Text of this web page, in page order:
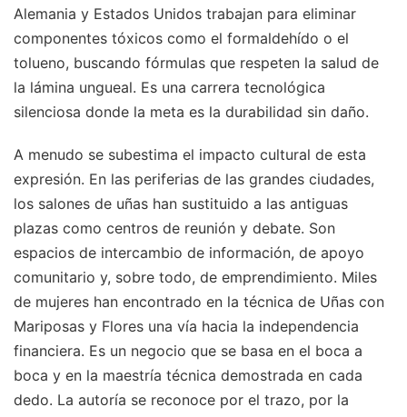
Alemania y Estados Unidos trabajan para eliminar
componentes tóxicos como el formaldehído o el
tolueno, buscando fórmulas que respeten la salud de
la lámina ungueal. Es una carrera tecnológica
silenciosa donde la meta es la durabilidad sin daño.
A menudo se subestima el impacto cultural de esta
expresión. En las periferias de las grandes ciudades,
los salones de uñas han sustituido a las antiguas
plazas como centros de reunión y debate. Son
espacios de intercambio de información, de apoyo
comunitario y, sobre todo, de emprendimiento. Miles
de mujeres han encontrado en la técnica de Uñas con
Mariposas y Flores una vía hacia la independencia
financiera. Es un negocio que se basa en el boca a
boca y en la maestría técnica demostrada en cada
dedo. La autoría se reconoce por el trazo, por la